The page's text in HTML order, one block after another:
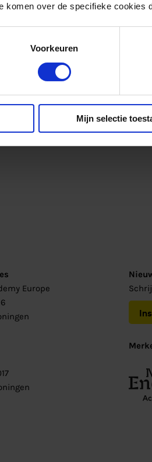
komen over de specifieke cookies
Voorkeuren
Mijn selectie
Europe